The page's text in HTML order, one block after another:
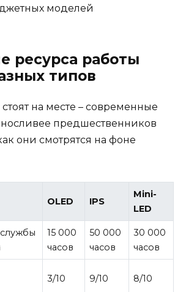
моделей
ресурса работы
типов
на месте – современные
предшественников
они смотрятся на фоне
OLED IPS
Mini-
LED
15 000
часов
50 000
часов
30 000
часов
3/10 9/10 8/10